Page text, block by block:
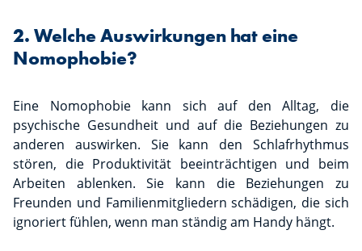
2. Welche Auswirkungen hat eine
Nomophobie?
Eine Nomophobie kann sich auf den Alltag, die
psychische Gesundheit und auf die Beziehungen zu
anderen auswirken. Sie kann den Schlafrhythmus
stören, die Produktivität beeinträchtigen und beim
Arbeiten ablenken. Sie kann die Beziehungen zu
Freunden und Familienmitgliedern schädigen, die sich
ignoriert fühlen, wenn man ständig am Handy hängt.